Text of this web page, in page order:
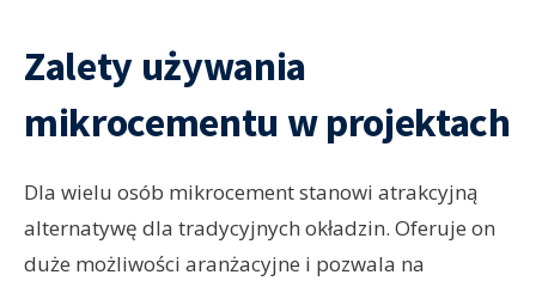
Zalety używania
mikrocementu w projektach
Dla wielu osób mikrocement stanowi atrakcyjną
alternatywę dla tradycyjnych okładzin. Oferuje on
duże możliwości aranżacyjne i pozwala na